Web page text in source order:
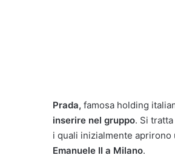
Prada, famosa holding
inserire nel gruppo. Si
i quali inizialmente aprirono
Emanuele II a Milano.